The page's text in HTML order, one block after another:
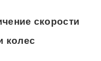
скорости
колес